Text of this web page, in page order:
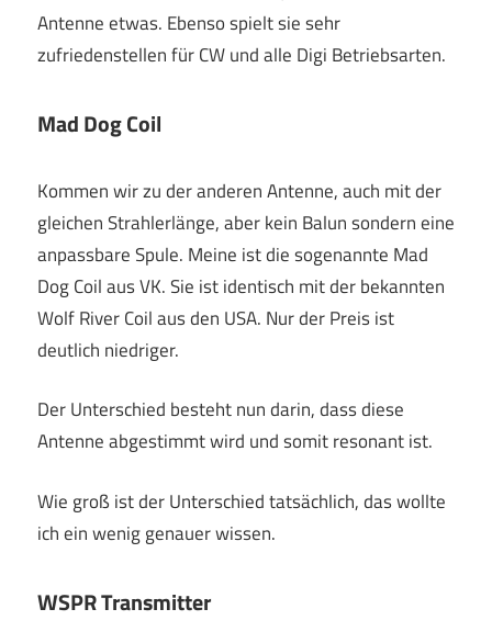
Antenne etwas. Ebenso spielt sie sehr
zufriedenstellen für CW und alle Digi Betriebsarten.
Mad Dog Coil
Kommen wir zu der anderen Antenne, auch mit der
gleichen Strahlerlänge, aber kein Balun sondern eine
anpassbare Spule. Meine ist die sogenannte Mad
Dog Coil aus VK. Sie ist identisch mit der bekannten
Wolf River Coil aus den USA. Nur der Preis ist
deutlich niedriger.
Der Unterschied besteht nun darin, dass diese
Antenne abgestimmt wird und somit resonant ist.
Wie groß ist der Unterschied tatsächlich, das wollte
ich ein wenig genauer wissen.
WSPR Transmitter